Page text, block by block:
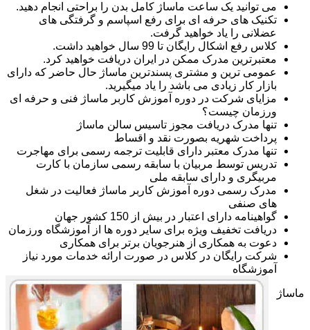
می توانید یک ساعت ماساژ کامل بدن را براحتی انجام دهید.
تکنیک های حرفه ای برای رفع اسپاسم و گرفتگی های
عضلانی را یاد خواهید گرفت.
کلاس رفع اشکال رایگان تا 99 سال خواهید داشت.
معتبرترین مدرک ممکن در ایران دریافت خواهید کرد.
عمومی ترین و مشتری پسندترین ماساژ حال حاضر که دارای
بازار کار زیادی می باشد را یاد میگیرید.
مزایای شرکت در دوره آموزش کاربر ماساژ فنی و حرفه ای
ورزمان چیست؟
تنها مدرک دریافت مجوز تاسیس سالن ماساژ
پرداخت شهریه بصورت نقد و اقساط
تنها مدرک معتبر دارای قابلیت ترجمه رسمی برای مهاجرت
تدریس توسط مربیان با سابقه رسمی سازمان با کارت
مربیگری و دارای سابقه ملی
مدرک رسمی دوره آموزش کاربر ماساژ فعالیت در شغل
های صنفی
گواهینامه دارای اعتبار در بیش از 150 کشور جهان
دریافت تخفیف ویژه برای سایر دوره ها از آموزشگاه ورزمان
دعوت به همکاری از هنرجویان برتر برای همکاری
شرکت رایگان در کلاس در صورت ارائه خدمات مورد نیاز
آموزشگاه
ماساژ